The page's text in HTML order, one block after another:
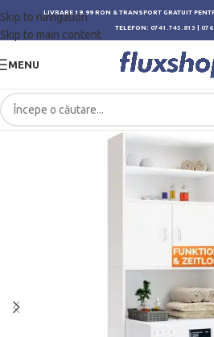
Skip to navigation
Skip to main content
LIVRARE 19.99 RON & TRANSPORT GRATUIT
TELEFON: 0741.745.813
MENU